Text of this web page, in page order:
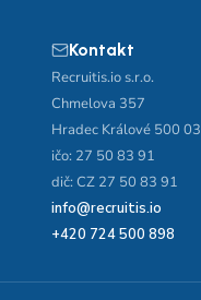
Kontakt
Recruitis.io s.r.o.
Chmelova 357
Hradec Králové 500 03
ičo: 27 50 83 91
dič: CZ 27 50 83 91
info@recruitis.io
+420 724 500 898